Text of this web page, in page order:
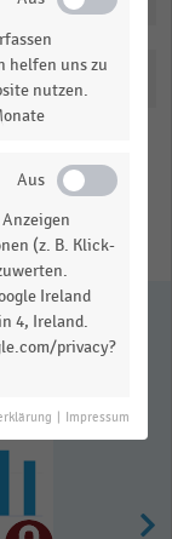
helfen uns zu
nutzen.
Anzeigen
(z. B. Klick-
Ireland
4, Ireland.
privacy?
Impressum